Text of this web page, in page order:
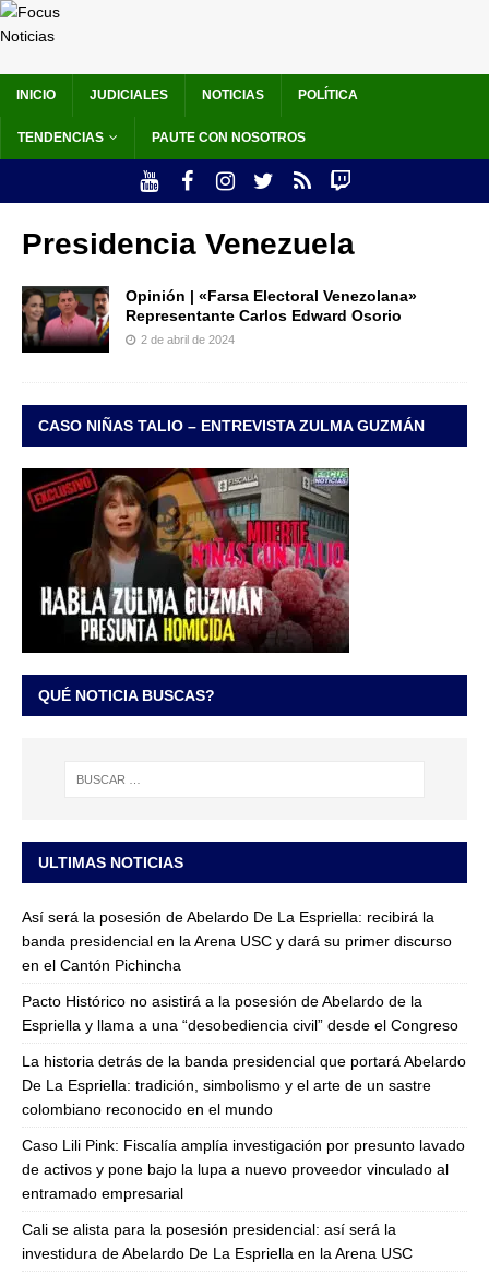
INICIO JUDICIALES NOTICIAS POLÍTICA
TENDENCIAS PAUTE CON NOSOTROS
Presidencia Venezuela
Opinión | «Farsa Electoral Venezolana»
Representante Carlos Edward Osorio
2 de abril de 2024
CASO NIÑAS TALIO – ENTREVISTA ZULMA GUZMÁN
QUÉ NOTICIA BUSCAS?
ULTIMAS NOTICIAS
Así será la posesión de Abelardo De La Espriella: recibirá la
banda presidencial en la Arena USC y dará su primer discurso
en el Cantón Pichincha
Pacto Histórico no asistirá a la posesión de Abelardo de la
Espriella y llama a una “desobediencia civil” desde el Congreso
La historia detrás de la banda presidencial que portará Abelardo
De La Espriella: tradición, simbolismo y el arte de un sastre
colombiano reconocido en el mundo
Caso Lili Pink: Fiscalía amplía investigación por presunto lavado
de activos y pone bajo la lupa a nuevo proveedor vinculado al
entramado empresarial
Cali se alista para la posesión presidencial: así será la
investidura de Abelardo De La Espriella en la Arena USC